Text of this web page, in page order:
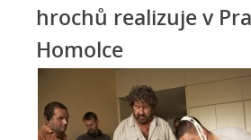
hrochů realizuje v
Homolce